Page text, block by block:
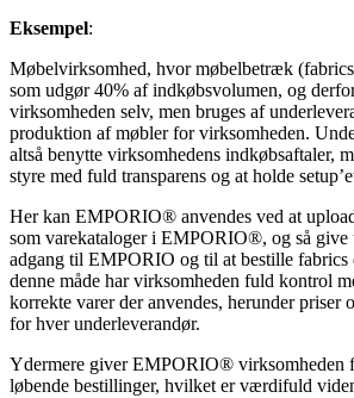
Eksempel:
Møbelvirksomhed, hvor møbelbetræk
som udgør 40% af indkøbsvolumen, og
virksomheden selv, men bruges af
produktion af møbler for virksomheden.
altså benytte virksomhedens indkøbsaftaler,
styre med fuld transparens og at holde
Her kan EMPORIO® anvendes ved at
som varekataloger i EMPORIO®, og så give
adgang til EMPORIO og til at bestille fabrics
denne måde har virksomheden fuld kontrol
korrekte varer der anvendes, herunder priser
for hver underleverandør.
Ydermere giver EMPORIO® virksomheden
løbende bestillinger, hvilket er værdifuld